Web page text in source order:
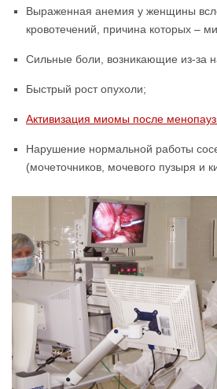
Выраженная анемия у женщины
кровотечений, причина которых –
Сильные боли, возникающие из-за
Быстрый рост опухоли;
Активизация миомы после
Нарушение нормальной работы
(мочеточников, мочевого пузыря и